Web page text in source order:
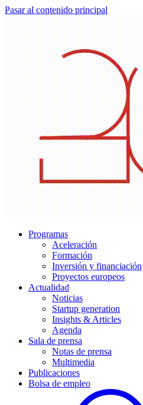
Pasar al contenido principal
Programas
Aceleración
Formación
Inversión y financiación
Proyectos europeos
Actualidad
Noticias
Startup generation
Insights & Articles
Agenda
Sala de prensa
Notas de prensa
Multimedia
Publicaciones
Bolsa de empleo